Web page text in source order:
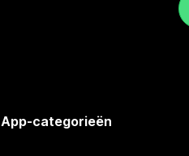
App-categorieën